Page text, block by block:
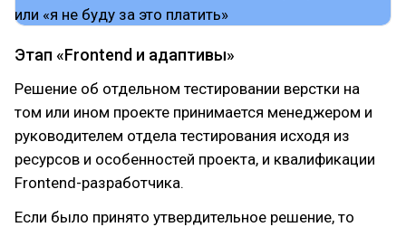
Этап «Frontend и адаптивы»
Решение об отдельном тестировании верстки на
том или ином проекте принимается менеджером и
руководителем отдела тестирования исходя из
ресурсов и особенностей проекта, и квалификации
Frontend-разработчика.
Если было принято утвердительное решение, то